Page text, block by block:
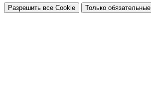
Разрешить все Cookie Только обязательные